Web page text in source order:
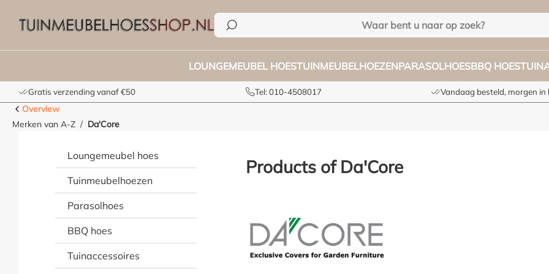
LOUNGEMEUBEL HOESTUINMEUBELHOEZENPARASOLHOESBBQ HOES
Gratis verzending vanaf €50 Tel: 010-4508017 Vandaag besteld, morgen in
Overview
Merken van A-Z
Da'Core
Loungemeubel hoes
Tuinmeubelhoezen
Parasolhoes
BBQ hoes
Tuinaccessoires
Products of Da'Core